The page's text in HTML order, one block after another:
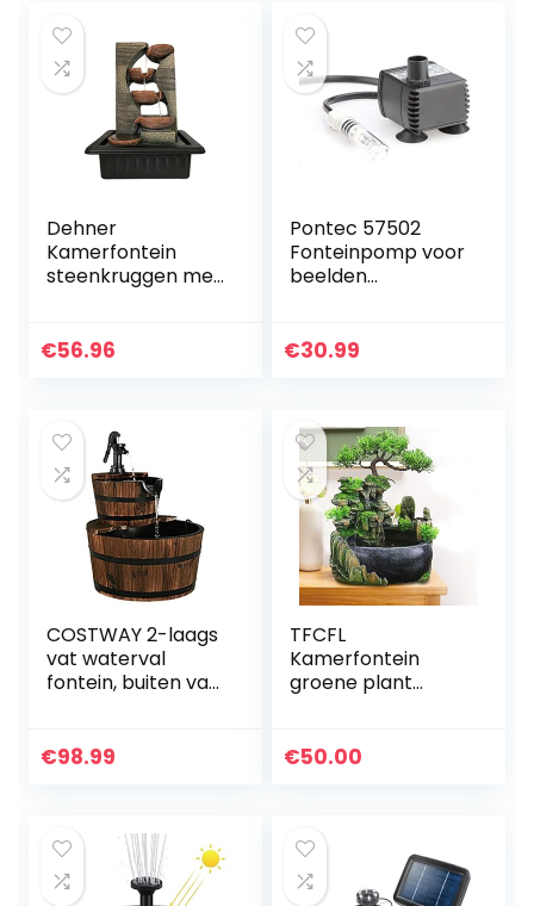
Dehner
Kamerfontein
steenkruggen met
polyhars,
€56.96
Pontec 57502
Fonteinpomp voor
beelden
fonteinpomp voor
€30.99
COSTWAY 2-laags
vat waterval
fontein, buiten vat
rustieke massief
€98.99
TFCFL
Kamerfontein
groene plant
verlichting outdoor
€50.00